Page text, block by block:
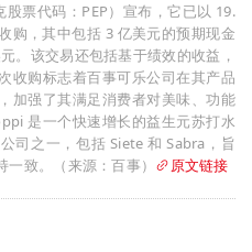
票代码：PEP）宣布，它已以 19.
购，其中包括 3 亿美元的预期现金
。该交易还包括基于绩效的收益，
收购标志着百事可乐公司在其产品
加强了其满足消费者对美味、功能
是一个快速增长的益生元苏打水
司之一，包括 Siete 和 Sabra，旨
致。（来源：百事）
原文链接